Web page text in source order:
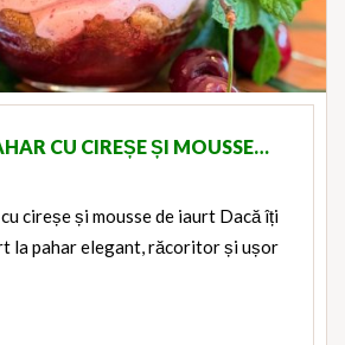
CU CIREȘE ȘI MOUSSE…
cireșe și mousse de iaurt Dacă îți
la pahar elegant, răcoritor și ușor